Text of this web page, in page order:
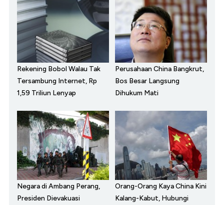
Rekening Bobol Walau Tak
Tersambung Internet, Rp
1,59 Triliun Lenyap
Perusahaan China Bangkrut,
Bos Besar Langsung
Dihukum Mati
Negara di Ambang Perang,
Presiden Dievakuasi
Orang-Orang Kaya China Kini
Kalang-Kabut, Hubungi